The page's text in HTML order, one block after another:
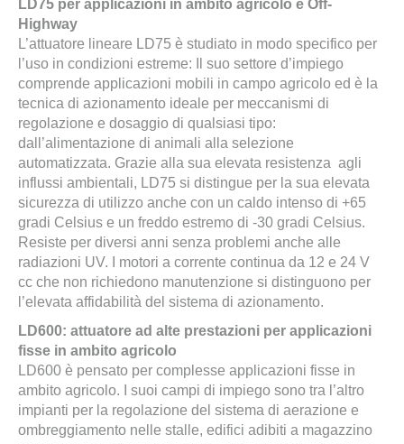
LD75 per applicazioni in ambito agricolo e Off-
Highway
L’attuatore lineare LD75 è studiato in modo specifico per
l’uso in condizioni estreme: Il suo settore d’impiego
comprende applicazioni mobili in campo agricolo ed è la
tecnica di azionamento ideale per meccanismi di
regolazione e dosaggio di qualsiasi tipo:
dall’alimentazione di animali alla selezione
automatizzata. Grazie alla sua elevata resistenza agli
influssi ambientali, LD75 si distingue per la sua elevata
sicurezza di utilizzo anche con un caldo intenso di +65
gradi Celsius e un freddo estremo di -30 gradi Celsius.
Resiste per diversi anni senza problemi anche alle
radiazioni UV. I motori a corrente continua da 12 e 24 V
cc che non richiedono manutenzione si distinguono per
l’elevata affidabilità del sistema di azionamento.
LD600: attuatore ad alte prestazioni per applicazioni
fisse in ambito agricolo
LD600 è pensato per complesse applicazioni fisse in
ambito agricolo. I suoi campi di impiego sono tra l’altro
impianti per la regolazione del sistema di aerazione e
ombreggiamento nelle stalle, edifici adibiti a magazzino